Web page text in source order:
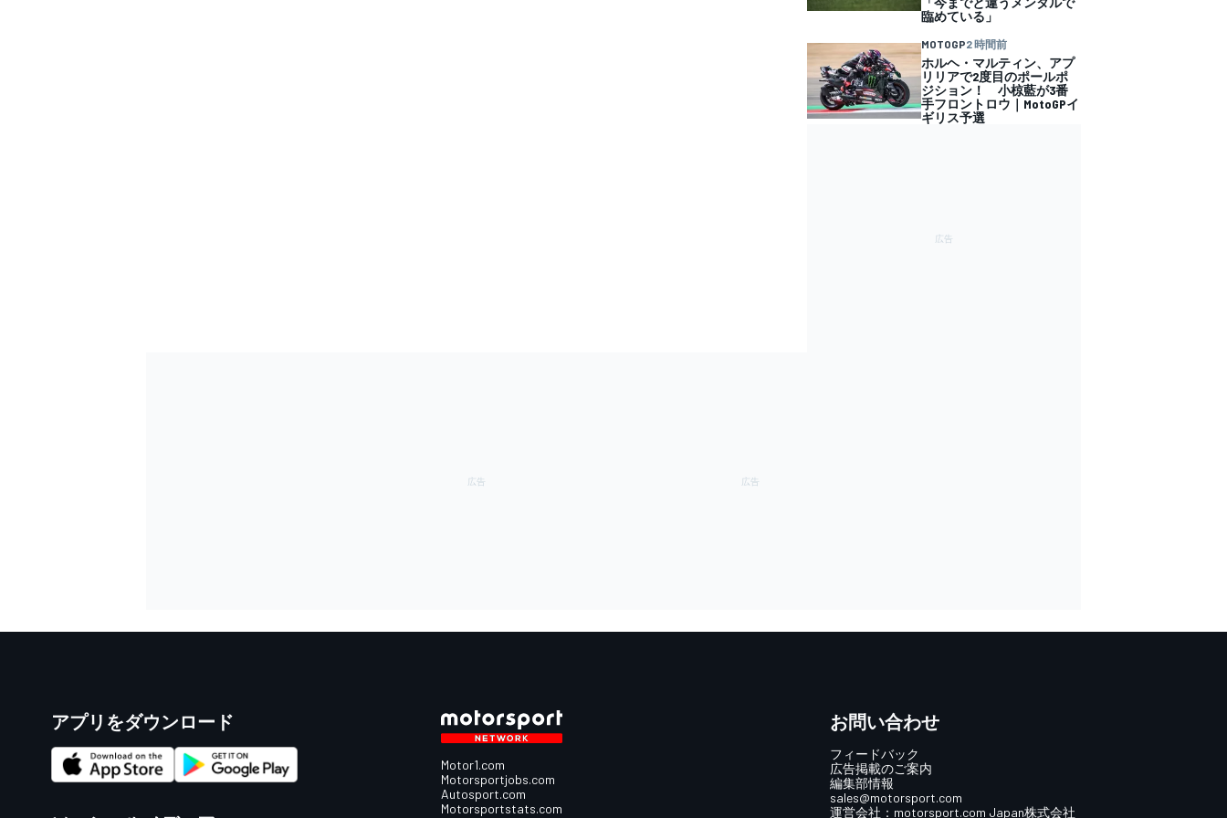
臨めている」
MOTOGP2 時間前
ホルヘ・マルティン、アプ
リリアで2度目のポールポ
ジション！ 小椋藍が3番
手フロントロウ｜MotoGPイ
ギリス予選
アプリをダウンロード
Motor1.com
Motorsportjobs.com
Autosport.com
Motorsportstats.com
お問い合わせ
フィードバック
広告掲載のご案内
編集部情報
sales@motorsport.com
運営会社： motorsport.com Japan株式会社